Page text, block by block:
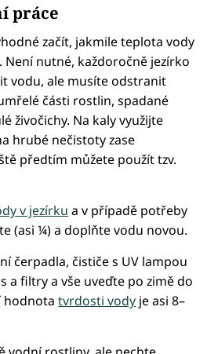
práce
začít, jakmile teplota vody
Není nutné, každoročně jezírko
vodu, ale musíte odstranit
části rostlin, spadané
živočichy. Na kaly využijte
hrubé nečistoty zase
předtím můžete použít tzv.
v jezírku a v případě potřeby
(asi ¼) a doplňte vodu novou.
čerpadla, čističe s UV lampou
a filtry a vše uveďte po zimě do
hodnotatvrdosti vody je asi 8–